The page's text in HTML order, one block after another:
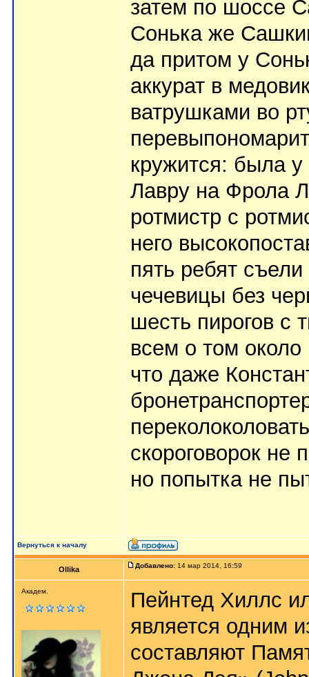
затем по шоссе
Сонька же
да притом у
аккурат в
ватрушками во
кружится: была
Лавру на Фрола
ротмистр с
него
пять ребят
чечевицы без
шесть пирогов с
всем о том около
что даже
скороговорок не
но попытка не
Вернуться к началу
Ollika Добавлено: 14 мар 2014, 16:59
Академ.
Пейнтед Хиллс
является одним
составляют